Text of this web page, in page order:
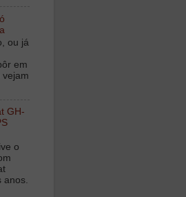
ou já
em
vejam
GH-
o